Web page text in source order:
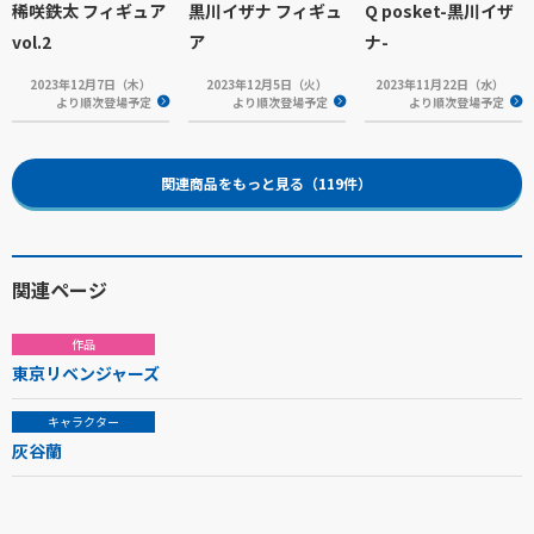
稀咲鉄太 フィギュア
vol.2
2023年12月7日（木）
より順次登場予定
黒川イザナ フィギュ
ア
2023年12月5日（火）
より順次登場予定
Q posket-黒川イザ
ナ-
2023年11月22日（水）
より順次登場予定
関連商品をもっと見る（119件）
関連ページ
作品
東京リベンジャーズ
キャラクター
灰谷蘭